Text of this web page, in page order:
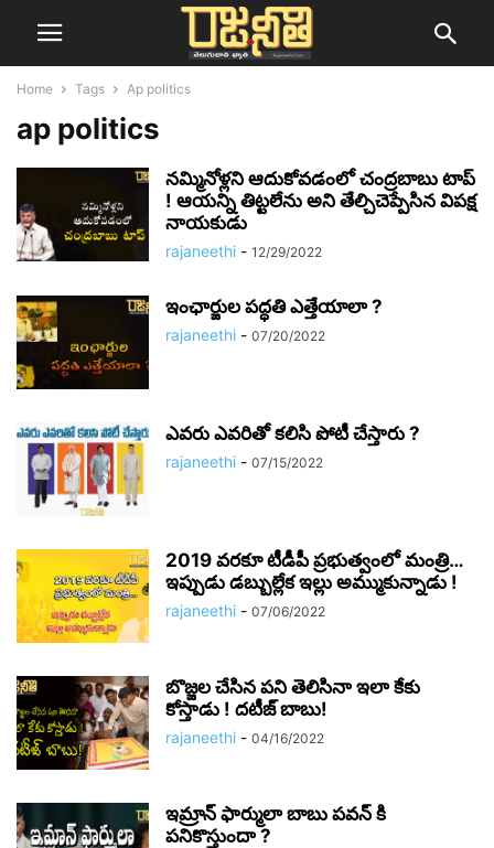
Home Tags Ap politics
ap politics
నమ్మినోళ్లని ఆదుకోవడంలో చంద్రబాబు టాప్
! ఆయన్ని తిట్టలేను అని తేల్చిచెప్పేసిన విపక్ష
నాయకుడు
rajaneethi - 12/29/2022
ఇంఛార్జుల పద్ధతి ఎత్తేయాలా ?
rajaneethi - 07/20/2022
ఎవరు ఎవరితో కలిసి పోటీ చేస్తారు ?
rajaneethi - 07/15/2022
2019 వరకూ టీడీపీ ప్రభుత్వంలో మంత్రి…
ఇప్పుడు డబ్బుల్లేక ఇల్లు అమ్ముకున్నాడు !
rajaneethi - 07/06/2022
బొజ్జల చేసిన పని తెలిసినా ఇలా కేకు
కోస్తాడు ! దటీజ్ బాబు!
rajaneethi - 04/16/2022
ఇమ్రాన్ ఫార్ములా బాబు పవన్ కి
పనికొస్తుందా ?